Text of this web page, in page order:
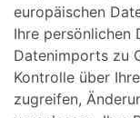
europäischen
Ihre persönlichen
Datenimports zu
Kontrolle über
zugreifen,